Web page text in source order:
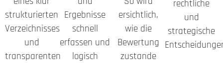
strukturierten
Verzeichnisses
und
transparenten
Ergebnisse
schnell
erfassen und
logisch
ersichtlich,
wie die
Bewertung
zustande
rechtliche
und
strategische